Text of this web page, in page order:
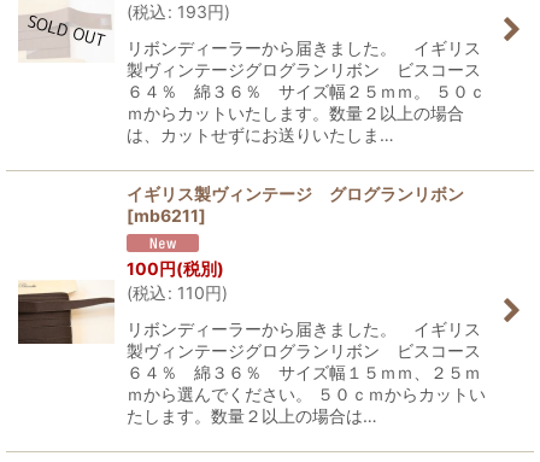
(税込: 193円)
リボンディーラーから届きました。 イギリス
製ヴィンテージグログランリボン ビスコース
６４％ 綿３６％ サイズ幅２５ｍｍ。 ５０ｃ
ｍからカットいたします。数量２以上の場合
は、カットせずにお送りいたしま…
イギリス製ヴィンテージ グログランリボン
[mb6211]
100円(税別)
(税込: 110円)
リボンディーラーから届きました。 イギリス
製ヴィンテージグログランリボン ビスコース
６４％ 綿３６％ サイズ幅１５ｍｍ、２５ｍ
ｍから選んでください。 ５０ｃｍからカットい
たします。数量２以上の場合は…